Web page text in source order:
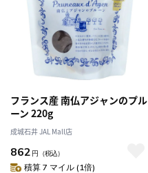
フランス産 南仏アジャンのプル
ーン 220g
成城石井 JAL Mall店
862 円 （税込）
積算 7 マイル (1倍)